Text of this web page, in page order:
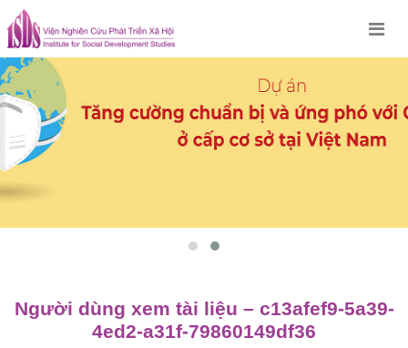
Skip
to
content
Người dùng xem tài liệu – c13afef9-5a39-
4ed2-a31f-79860149df36